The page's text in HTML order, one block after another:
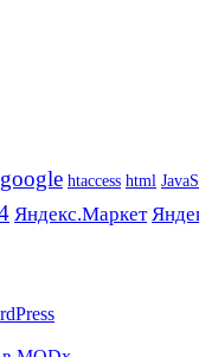
google htaccess html
Яндекс.Маркет